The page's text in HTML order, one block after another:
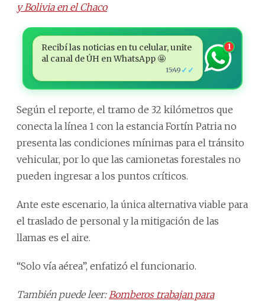
y Bolivia en el Chaco
Recibí las noticias en tu celular, unite
al canal de ÚH en WhatsApp 🤩
15:49 ✓✓
1
Según el reporte, el tramo de 32 kilómetros que
conecta la línea 1 con la estancia Fortín Patria no
presenta las condiciones mínimas para el tránsito
vehicular, por lo que las camionetas forestales no
pueden ingresar a los puntos críticos.
Ante este escenario, la única alternativa viable para
el traslado de personal y la mitigación de las
llamas es el aire.
“Solo vía aérea”, enfatizó el funcionario.
También puede leer: Bomberos trabajan para